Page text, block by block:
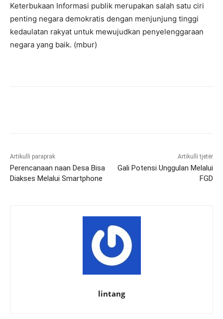
Keterbukaan Informasi publik merupakan salah satu ciri
penting negara demokratis dengan menjunjung tinggi
kedaulatan rakyat untuk mewujudkan penyelenggaraan
negara yang baik. (mbur)
Artikulli paraprak
Perencanaan naan Desa Bisa
Diakses Melalui Smartphone
Artikulli tjetër
Gali Potensi Unggulan Melalui
FGD
lintang